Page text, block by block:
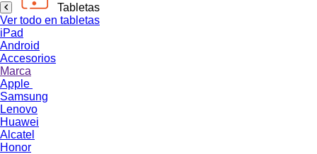
Tabletas
Ver todo en tabletas
iPad
Android
Accesorios
Marca
Apple
Samsung
Lenovo
Huawei
Alcatel
Honor